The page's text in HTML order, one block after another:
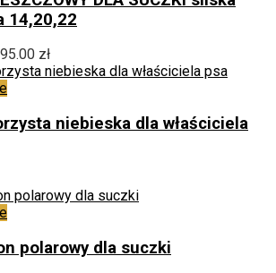
wariantów.
Opcje
można
wybrać
na
stronie
produktu
14,20,22
złZakres
cen:
do
Ten
ma
można
wybrać
na
stronie
produktu
niebieska dla właściciela
Ten
ma
wiele
polarowy dla suczki